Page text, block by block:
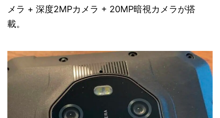
メラ + 深度2MPカメラ + 20MP暗視カメラが搭
載。